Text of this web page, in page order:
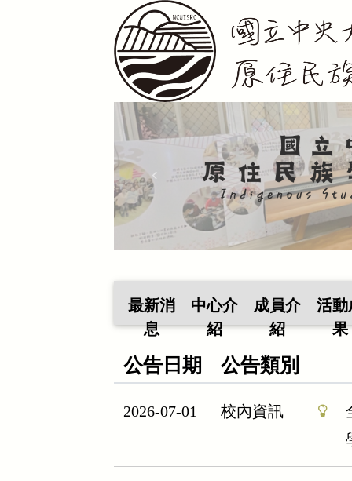
Previous
最新消
息
中心介
紹
成員介
紹
活動
果
公告日期 公告類別
2026-07-01 校內資訊